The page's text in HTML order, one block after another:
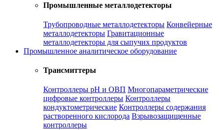
Промышленные металлодетекторы
Трубопроводные металлодетекторы Конвейерные
металлодетекторы Гравитационные
металлодетекторы для сыпучих продуктов
Промышленное аналитическое оборудование
Трансмиттеры
Контроллеры рН и ОВП Многопараметрические
цифровые контроллеры Контроллеры
кондуктометрические Контроллеры содержания
растворенного кислорода Взрывозащищенные
контроллеры